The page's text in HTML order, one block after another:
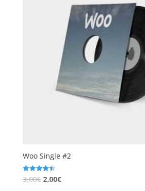
Woo Single #2
Note
4.50
3,00€ 2,00€